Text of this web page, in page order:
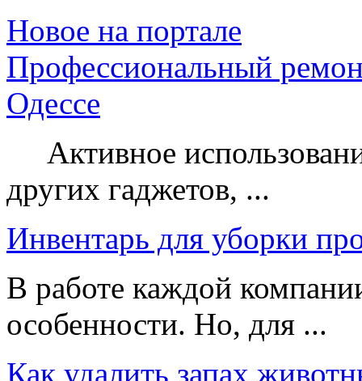
Новое на портале
Профессиональный
Одессе
Активное
других гаджетов, ...
Инвентарь для уборки
В работе каждой
особенности. Но, для ...
Как удалить запах